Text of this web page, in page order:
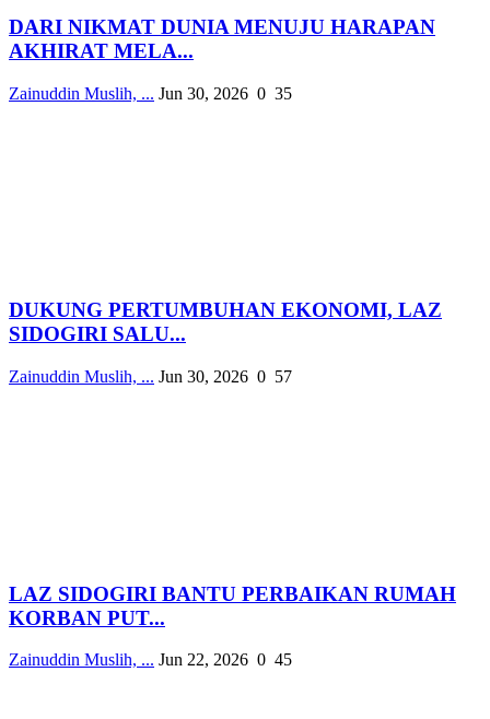
DARI NIKMAT DUNIA MENUJU HARAPAN
AKHIRAT MELA...
Zainuddin Muslih, ... Jun 30, 2026 0 35
DUKUNG PERTUMBUHAN EKONOMI, LAZ
SIDOGIRI SALU...
Zainuddin Muslih, ... Jun 30, 2026 0 57
LAZ SIDOGIRI BANTU PERBAIKAN RUMAH
KORBAN PUT...
Zainuddin Muslih, ... Jun 22, 2026 0 45